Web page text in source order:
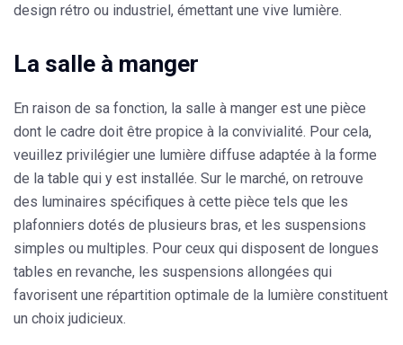
design rétro ou industriel, émettant une vive lumière.
La salle à manger
En raison de sa fonction, la salle à manger est une pièce
dont le cadre doit être propice à la convivialité. Pour cela,
veuillez privilégier une lumière diffuse adaptée à la forme
de la table qui y est installée. Sur le marché, on retrouve
des luminaires spécifiques à cette pièce tels que les
plafonniers dotés de plusieurs bras, et les suspensions
simples ou multiples. Pour ceux qui disposent de longues
tables en revanche, les suspensions allongées qui
favorisent une répartition optimale de la lumière constituent
un choix judicieux.